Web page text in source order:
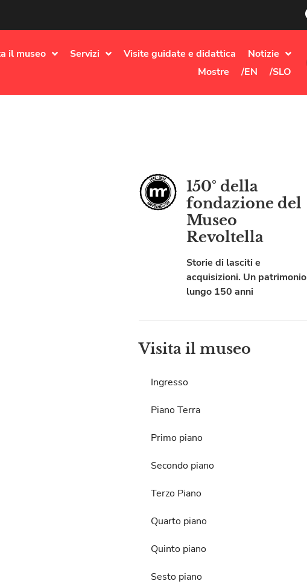
il museo Servizi Visite guidate e didattica
Notizie
Mostre
/EN /SLO
150° della
fondazione del
Museo
Revoltella
Storie di lasciti e
acquisizioni. Un patrimonio
lungo 150 anni
Visita il museo
Ingresso
Piano Terra
Primo piano
Secondo piano
Terzo Piano
Quarto piano
Quinto piano
Sesto piano